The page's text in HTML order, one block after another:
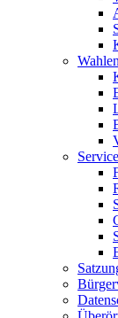
Service